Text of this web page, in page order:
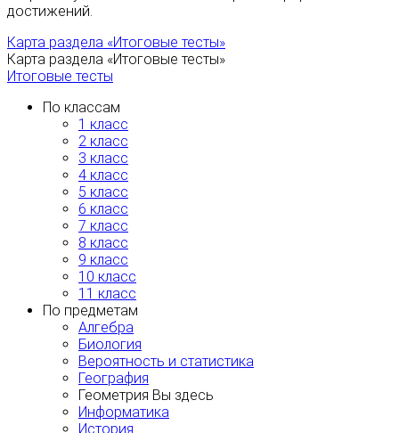
достижений.
Карта раздела «Итоговые тесты»
Карта раздела «Итоговые тесты»
Итоговые тесты
По классам
1 класс
2 класс
3 класс
4 класс
5 класс
6 класс
7 класс
8 класс
9 класс
10 класс
11 класс
По предметам
Алгебра
Биология
Вероятность и статистика
География
Геометрия Вы здесь
Информатика
История